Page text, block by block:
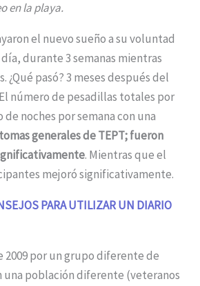
en la playa.
el nuevo sueño a su voluntad
durante 3 semanas mientras
¿Qué pasó? 3 meses después del
número de pesadillas totales por
noches por semana con una
generales de TEPT; fueron
. Mientras que el
mejoró significativamente.
PARA UTILIZAR UN DIARIO
2009 por un grupo diferente de
una población diferente (veteranos